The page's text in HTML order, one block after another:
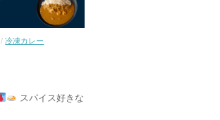
/冷凍カレー
スパイス好きな